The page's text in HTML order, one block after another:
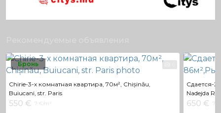
Бронь
Chirie-3-х комнатная квартира, 70м², Chișinău,
Buiucani, str. Paris
550 € 7 €/m²
Сдается-
Nadejda
650 € 7